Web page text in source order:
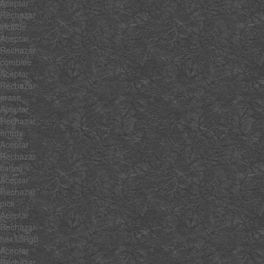
Aceptar
Rechazar
include
Aceptar
Rechazar
combine
Aceptar
Rechazar
erase
Aceptar
Rechazar
empty
Aceptar
Rechazar
flatten
Aceptar
Rechazar
pick
Aceptar
Rechazar
hexToRgb
Aceptar